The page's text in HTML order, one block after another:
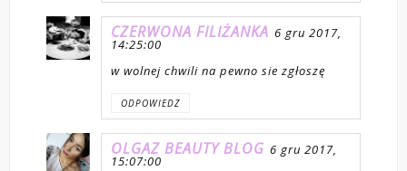
CZERWONA FILIŻANKA 6 gru 2017,
14:25:00
w wolnej chwili na pewno sie zgłoszę
ODPOWIEDZ
OLGAZ BEAUTY BLOG 6 gru 2017,
15:07:00